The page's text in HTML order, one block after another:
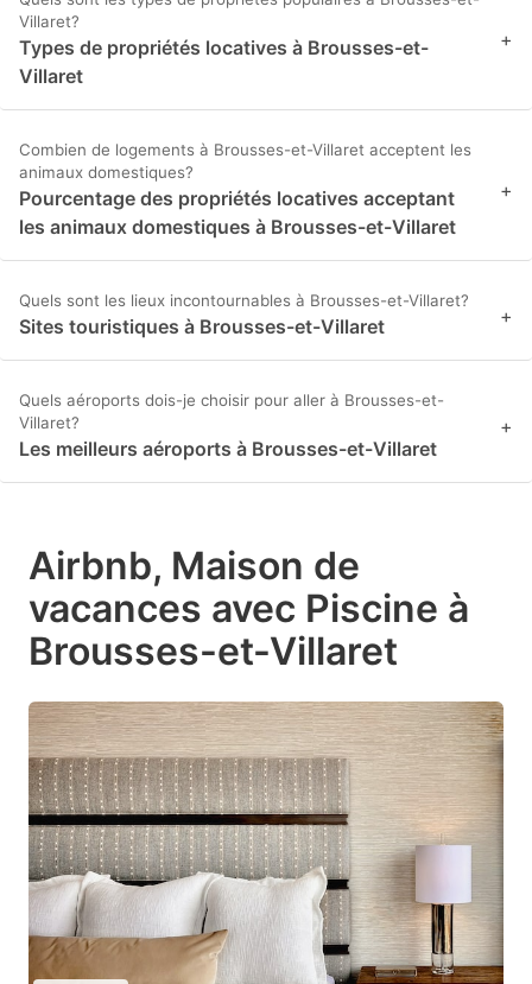
Villaret?
Types de propriétés locatives à Brousses-et-
Villaret
+
Combien de logements à Brousses-et-Villaret acceptent les
animaux domestiques?
Pourcentage des propriétés locatives acceptant
les animaux domestiques à Brousses-et-Villaret
+
Quels sont les lieux incontournables à Brousses-et-Villaret?
Sites touristiques à Brousses-et-Villaret +
Quels aéroports dois-je choisir pour aller à Brousses-et-
Villaret?
Les meilleurs aéroports à Brousses-et-Villaret
+
Airbnb, Maison de
vacances avec Piscine à
Brousses-et-Villaret